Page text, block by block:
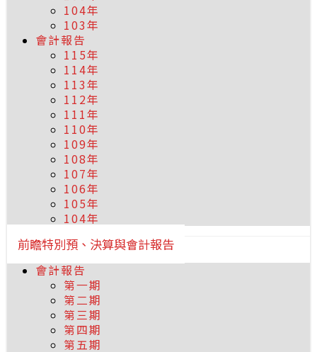
104年
103年
會計報告
115年
114年
113年
112年
111年
110年
109年
108年
107年
106年
105年
104年
前瞻特別預、決算與會計報告
會計報告
第一期
第二期
第三期
第四期
第五期